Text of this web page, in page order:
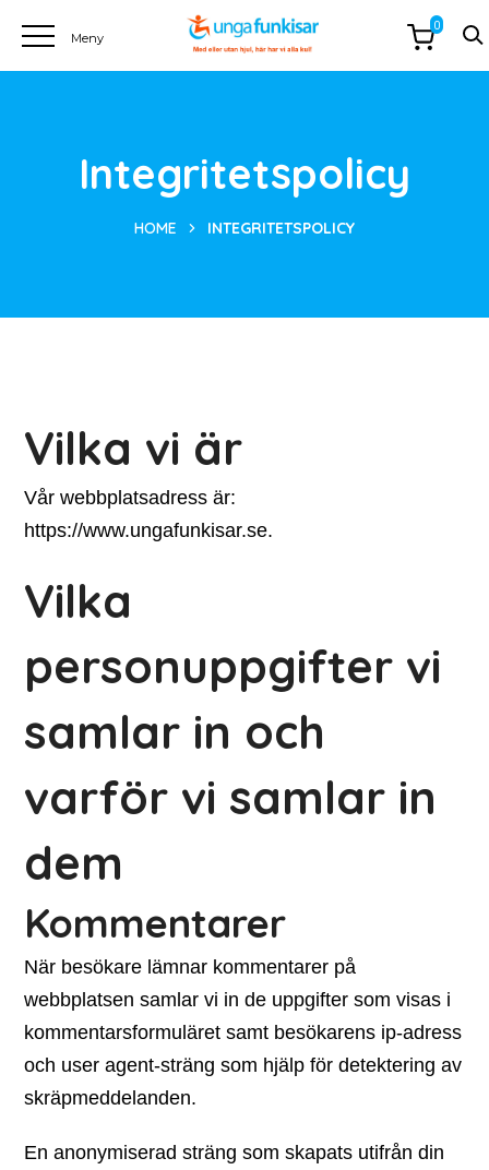
Integritetspolicy
HOME INTEGRITETSPOLICY
Vilka vi är
Vår webbplatsadress är:
https://www.ungafunkisar.se.
Vilka
personuppgifter vi
samlar in och
varför vi samlar in
dem
Kommentarer
När besökare lämnar kommentarer på
webbplatsen samlar vi in de uppgifter som visas i
kommentarsformuläret samt besökarens ip-adress
och user agent-sträng som hjälp för detektering av
skräpmeddelanden.
En anonymiserad sträng som skapats utifrån din
0